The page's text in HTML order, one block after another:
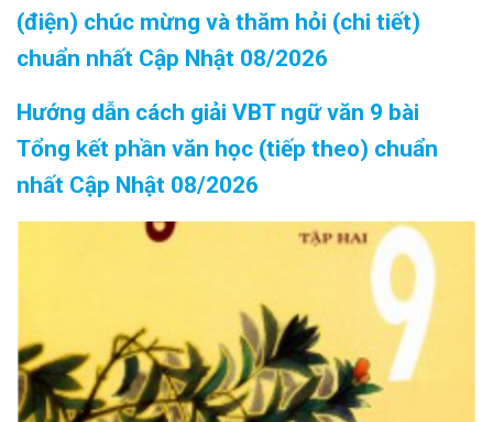
(điện) chúc mừng và thăm hỏi (chi tiết)
chuẩn nhất Cập Nhật 08/2026
Hướng dẫn cách giải VBT ngữ văn 9 bài
Tổng kết phần văn học (tiếp theo) chuẩn
nhất Cập Nhật 08/2026